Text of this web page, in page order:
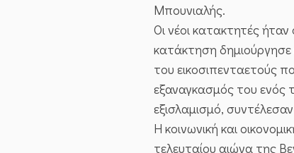
Μπουνιαλής.
Οι νέοι κατακτητές
κατάκτηση δημιούργησε
του εικοσιπενταετούς
εξαναγκασμός του ενός
εξισλαμισμό,
Η κοινωνική και
τελευταίου αιώνα της